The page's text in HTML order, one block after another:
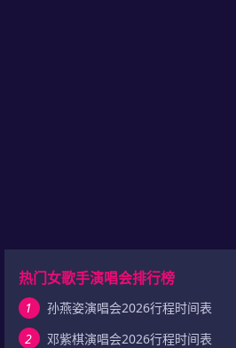
热门女歌手演唱会排行榜
1
孙燕姿演唱会2026行程时间表
2
邓紫棋演唱会2026行程时间表